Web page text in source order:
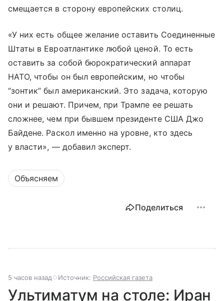
смещается в сторону европейских столиц.
«У них есть общее желание оставить Соединенные
Штаты в Евроатлантике любой ценой. То есть
оставить за собой бюрократический аппарат
НАТО, чтобы он был европейским, но чтобы
“зонтик” был американский. Это задача, которую
они и решают. Причем, при Трампе ее решать
сложнее, чем при бывшем президенте США Джо
Байдене. Раскол именно на уровне, кто здесь
у власти», — добавил эксперт.
Объясняем
Поделиться
5 часов назад Источник: Российская газета
Ультиматум на столе: Иран